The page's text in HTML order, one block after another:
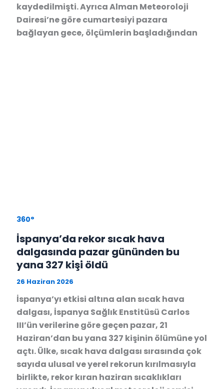
kaydedilmişti. Ayrıca Alman Meteoroloji
Dairesi’ne göre cumartesiyi pazara
bağlayan gece, ölçümlerin başladığından
360°
İspanya’da rekor sıcak hava
dalgasında pazar gününden bu
yana 327 kişi öldü
26 Haziran 2026
İspanya’yı etkisi altına alan sıcak hava
dalgası, İspanya Sağlık Enstitüsü Carlos
III’ün verilerine göre geçen pazar, 21
Haziran’dan bu yana 327 kişinin ölümüne yol
açtı. Ülke, sıcak hava dalgası sırasında çok
sayıda ulusal ve yerel rekorun kırılmasıyla
birlikte, rekor kıran haziran sıcaklıkları